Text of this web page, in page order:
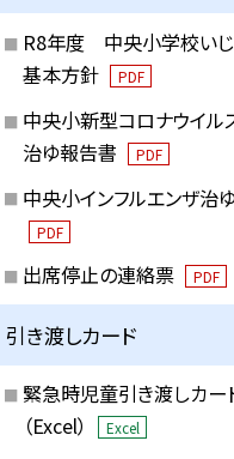
R8年度 中央小学校い
基本方針
PDF
中央小新型コロナウイル
治ゆ報告書
PDF
中央小インフルエンザ治
PDF
出席停止の連絡票 PDF
引き渡しカード
緊急時児童引き渡しカー
（Excel）
Excel